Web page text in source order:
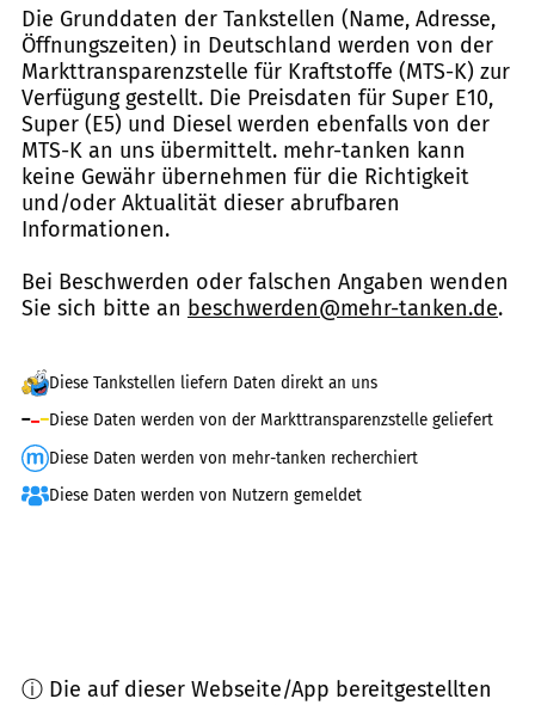
Die Grunddaten der Tankstellen (Name, Adresse,
Öffnungszeiten) in Deutschland werden von der
Markttransparenzstelle für Kraftstoffe (MTS-K) zur
Verfügung gestellt. Die Preisdaten für Super E10,
Super (E5) und Diesel werden ebenfalls von der
MTS-K an uns übermittelt. mehr-tanken kann
keine Gewähr übernehmen für die Richtigkeit
und/oder Aktualität dieser abrufbaren
Informationen.
Bei Beschwerden oder falschen Angaben wenden
Sie sich bitte an beschwerden@mehr-tanken.de.
Diese Tankstellen liefern Daten direkt an uns
Diese Daten werden von der Markttransparenzstelle geliefert
Diese Daten werden von mehr-tanken recherchiert
Diese Daten werden von Nutzern gemeldet
ⓘ Die auf dieser Webseite/App bereitgestellten